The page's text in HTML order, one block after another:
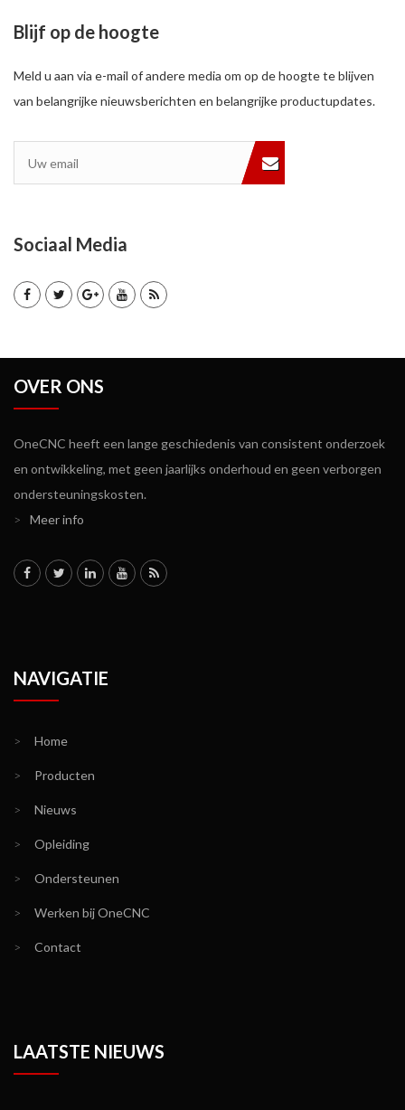
Blijf op de hoogte
Meld u aan via e-mail of andere media om op de hoogte te blijven
van belangrijke nieuwsberichten en belangrijke productupdates.
Sociaal Media
OVER ONS
OneCNC heeft een lange geschiedenis van consistent onderzoek
en ontwikkeling, met geen jaarlijks onderhoud en geen verborgen
ondersteuningskosten.
>
Meer info
NAVIGATIE
> Home
> Producten
> Nieuws
> Opleiding
> Ondersteunen
> Werken bij OneCNC
> Contact
LAATSTE NIEUWS